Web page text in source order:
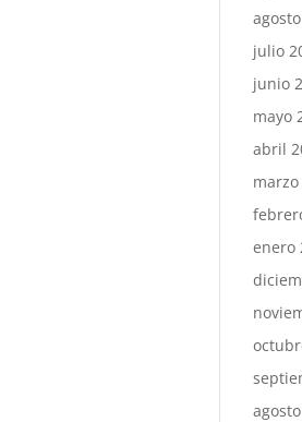
julio
junio
mayo
abril
marzo
enero